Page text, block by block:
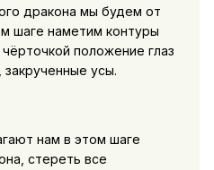
дракона мы будем от
шаге наметим контуры
положение глаз
усы.
нам в этом шаге
стереть все